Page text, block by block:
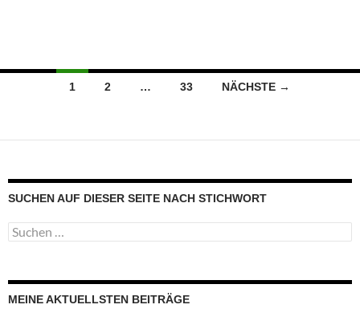
Beitragsnavigation
1 2 … 33 NÄCHSTE →
SUCHEN AUF DIESER SEITE NACH STICHWORT
Suche
nach:
MEINE AKTUELLSTEN BEITRÄGE